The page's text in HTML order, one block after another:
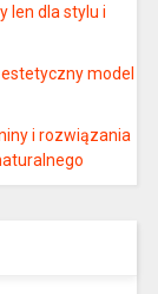
len dla stylu i
model
i rozwiązania